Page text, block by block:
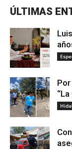
ÚLTIMAS